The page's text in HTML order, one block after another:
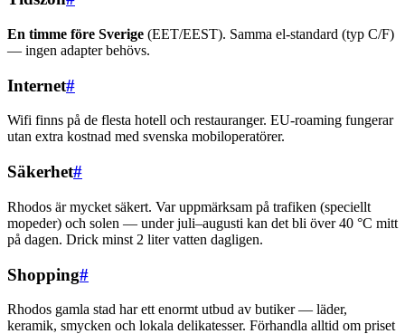
En timme före Sverige (EET/EEST). Samma el-standard (typ C/F)
— ingen adapter behövs.
Internet#
Wifi finns på de flesta hotell och restauranger. EU-roaming fungerar
utan extra kostnad med svenska mobiloperatörer.
Säkerhet#
Rhodos är mycket säkert. Var uppmärksam på trafiken (speciellt
mopeder) och solen — under juli–augusti kan det bli över 40 °C mitt
på dagen. Drick minst 2 liter vatten dagligen.
Shopping#
Rhodos gamla stad har ett enormt utbud av butiker — läder,
keramik, smycken och lokala delikatesser. Förhandla alltid om priset